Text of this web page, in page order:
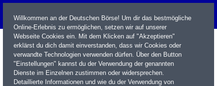
Willkommen an der Deutschen Börse! Um dir das bestmögliche
Online-Erlebnis zu ermöglichen, setzen wir auf unserer
Webseite Cookies ein. Mit dem Klicken auf "Akzeptieren"
erklärst du dich damit einverstanden, dass wir Cookies oder
verwandte Technologien verwenden dürfen. Über den Button
"Einstellungen" kannst du der Verwendung der genannten
Dienste im Einzelnen zustimmen oder widersprechen.
Detaillierte Informationen und wie du der Verwendung von